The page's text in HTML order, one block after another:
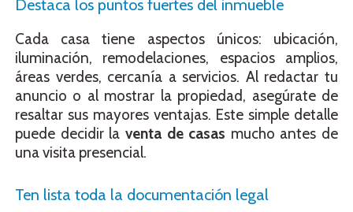
Destaca los puntos fuertes del inmueble
Cada casa tiene aspectos únicos: ubicación,
iluminación, remodelaciones, espacios amplios,
áreas verdes, cercanía a servicios. Al redactar tu
anuncio o al mostrar la propiedad, asegúrate de
resaltar sus mayores ventajas. Este simple detalle
puede decidir la venta de casas mucho antes de
una visita presencial.
Ten lista toda la documentación legal